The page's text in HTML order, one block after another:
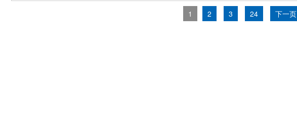
1 2 3 24 下一页